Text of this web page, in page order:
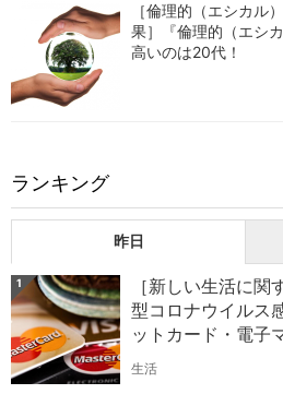
［倫理的（エシカル
果］『倫理的（エシ
高いのは20代！
ランキング
昨日
1
［新しい生活に
型コロナウイルス
ットカード・電子
レス決済の利用」
生活